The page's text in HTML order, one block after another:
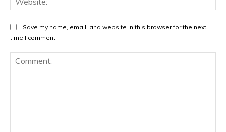
Save my name, email, and website in this browser for the next
time I comment.